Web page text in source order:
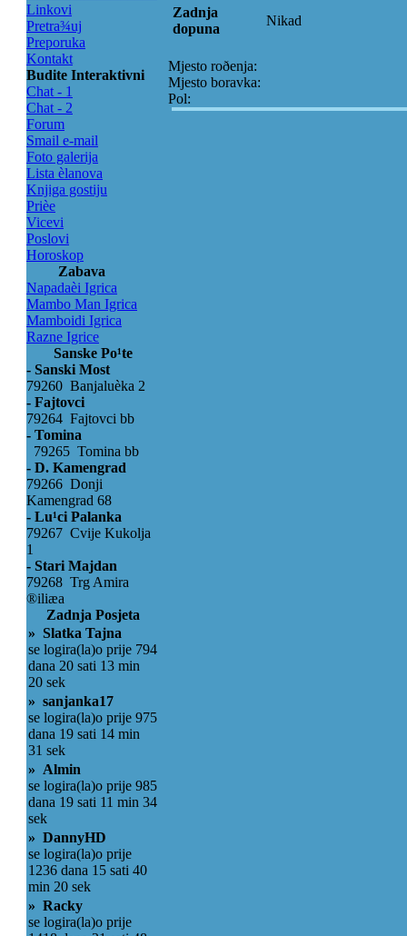
Linkovi
Pretra¾uj
Preporuka
Kontakt
Budite Interaktivni
Chat - 1
Chat - 2
Forum
Smail e-mail
Foto galerija
Lista èlanova
Knjiga gostiju
Prièe
Vicevi
Poslovi
Horoskop
Zabava
Napadaèi Igrica
Mambo Man Igrica
Mamboidi Igrica
Razne Igrice
Sanske Po¹te
- Sanski Most
79260 Banjaluèka 2
- Fajtovci
79264 Fajtovci bb
- Tomina
79265 Tomina bb
- D. Kamengrad
79266 Donji
Kamengrad 68
- Lu¹ci Palanka
79267 Cvije Kukolja
1
- Stari Majdan
79268 Trg Amira
®iliæa
Zadnja Posjeta
» Slatka Tajna
se logira(la)o prije 794
dana 20 sati 13 min
20 sek
» sanjanka17
se logira(la)o prije 975
dana 19 sati 14 min
31 sek
» Almin
se logira(la)o prije 985
dana 19 sati 11 min 34
sek
» DannyHD
se logira(la)o prije
1236 dana 15 sati 40
min 20 sek
» Racky
se logira(la)o prije
Zadnja
dopuna
Nikad
Mjesto roðenja:
Mjesto boravka:
Pol: